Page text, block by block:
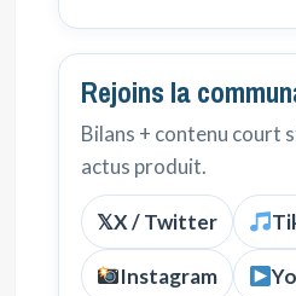
Rejoins la
Bilans + contenu court
actus produit.
𝕏X / Twitter
Instagram